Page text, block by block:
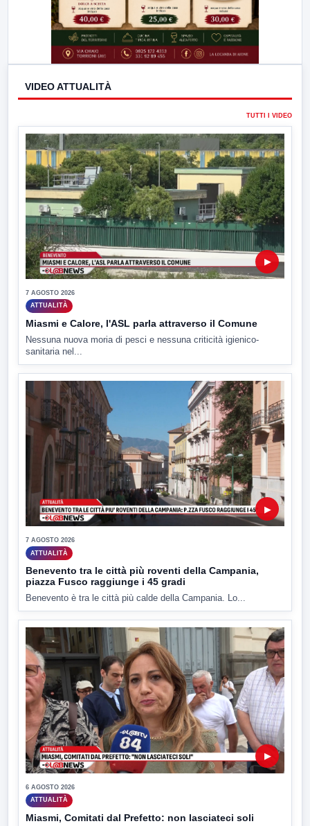
VIDEO ATTUALITÀ
TUTTI I VIDEO
▶
7 AGOSTO 2026
ATTUALITÀ
Miasmi e Calore, l'ASL parla attraverso il Comune
Nessuna nuova moria di pesci e nessuna criticità igienico-
sanitaria nel...
▶
7 AGOSTO 2026
ATTUALITÀ
Benevento tra le città più roventi della Campania,
piazza Fusco raggiunge i 45 gradi
Benevento è tra le città più calde della Campania. Lo...
▶
6 AGOSTO 2026
ATTUALITÀ
Miasmi, Comitati dal Prefetto: non lasciateci soli